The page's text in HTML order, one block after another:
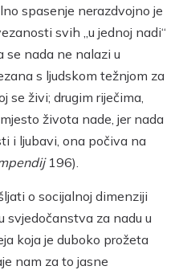
spasenje nerazdvojno je
svih „u jednoj nadi“
se nada ne nalazi u
s ljudskom težnjom za
se živi; drugim riječima,
života nade, jer nada
i ljubavi, ona počiva na
196).
o socijalnoj dimenziji
svjedočanstva za nadu u
koja je duboko prožeta
nam za to jasne